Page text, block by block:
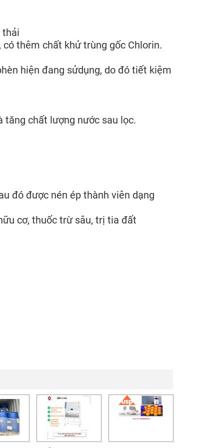
thải
thêm chất khử trùng gốc Chlorin.
hiện đang sửdụng, do đó tiết kiệm
tăng chất lượng nước sau lọc.
đó được nén ép thành viên dạng
cơ, thuốc trừ sâu, trị tia đất